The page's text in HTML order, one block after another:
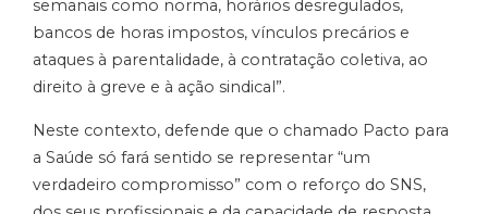
semanais como norma, horários desregulados,
bancos de horas impostos, vínculos precários e
ataques à parentalidade, à contratação coletiva, ao
direito à greve e à ação sindical”.
Neste contexto, defende que o chamado Pacto para
a Saúde só fará sentido se representar “um
verdadeiro compromisso” com o reforço do SNS,